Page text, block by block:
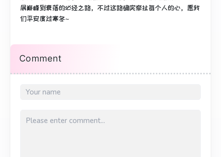
展巅峰到衰落的必经之路，不过这路确实牵扯每个人的心，愿我
们平安度过寒冬~
Comment